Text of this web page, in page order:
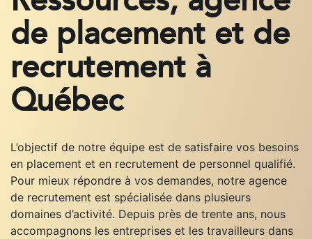
de placement et de
recrutement à
Québec
L’objectif de notre équipe est de satisfaire vos besoins
en placement et en recrutement de personnel qualifié.
Pour mieux répondre à vos demandes, notre agence
de recrutement est spécialisée dans plusieurs
domaines d’activité. Depuis près de trente ans, nous
accompagnons les entreprises et les travailleurs dans